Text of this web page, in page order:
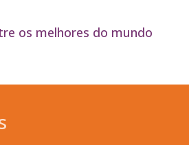
os melhores do mundo